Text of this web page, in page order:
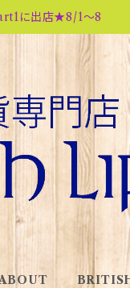
に出店★8/1～8